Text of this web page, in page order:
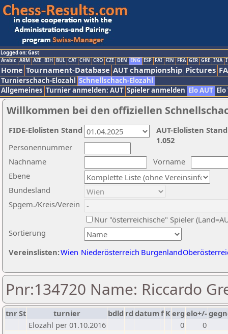
Logged on: Gast
Arabic ARM AZE BIH BUL CAT CHN CRO CZE DEN ENG ESP FAI FIN FRA GER GRE INA
Home Tournament-Database AUT championship Pictures
Turnierschach-Elozahl Schnellschach-Elozahl
Allgemeines Turnier anmelden: AUT Spieler anmelden Elo AUT
Willkommen bei den offiziellen
Nachname
Vorname
Ebene
Sortierung
Personennummer
Bundesland
Spgem./Kreis/Verein
Nur "österreichische" Spieler
Vereinslisten:Wien Niederösterreich Burgenland
AUT-Elolisten
1.052
FIDE-Elolisten Stand
Pnr:134720 Name: Riccardo
tnrSt turnier bdld rd datumf Kerg elo+/-
Elozahl per 01.10.2016
0
0